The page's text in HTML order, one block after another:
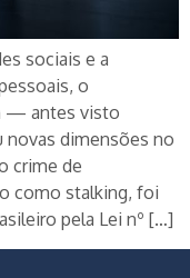
sociais e a
o
— antes visto
dimensões no
crime de
como stalking, foi
pela Lei nº […]